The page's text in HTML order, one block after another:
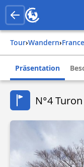
Tour› Wandern› france
Präsentation
N°4